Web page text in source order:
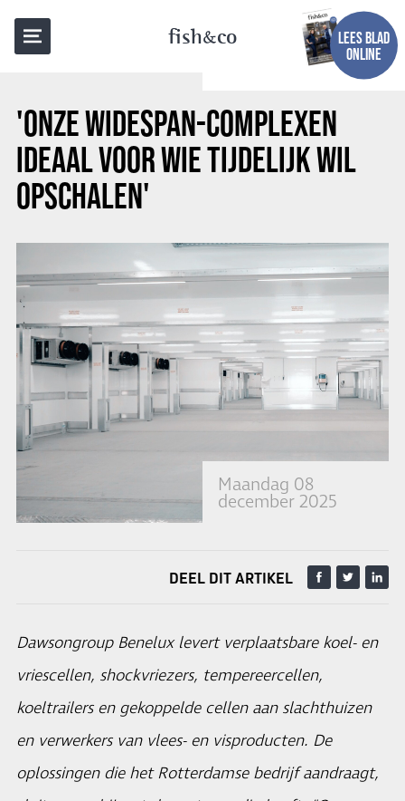
fishco
LEES BLAD
ONLINE
'ONZE WIDESPAN-COMPLEXEN
IDEAAL VOOR WIE TIJDELIJK WIL
OPSCHALEN'
Maandag 08
december 2025
TERUG NAAR OVERZICHT
DEEL DIT ARTIKEL
Dawsongroup Benelux levert verplaatsbare koel- en
vriescellen, shockvriezers, tempereercellen,
koeltrailers en gekoppelde cellen aan slachthuizen
en verwerkers van vlees- en visproducten. De
oplossingen die het Rotterdamse bedrijf aandraagt,